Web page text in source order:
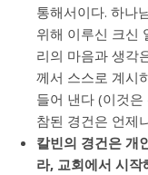
통해서이다. 하나
위해 이루신 크신
리의 마음과 생각
께서 스스로 계시
들어 낸다 (이것
참된 경건은 언제
칼빈의 경건은 개
라, 교회에서 시